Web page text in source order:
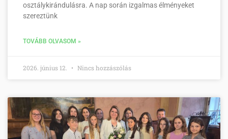
osztálykirándulásra. A nap során izgalmas élményeket
szereztünk
TOVÁBB OLVASOM »
2026. június 12. Nincs hozzászólás